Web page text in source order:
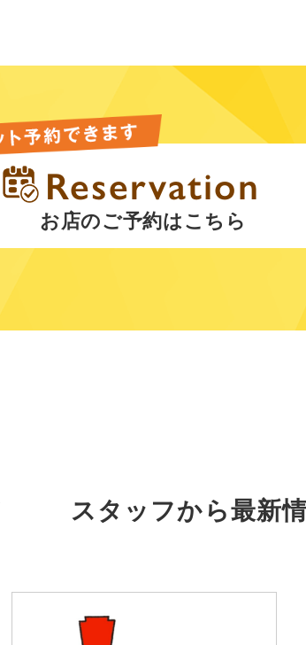
お店のご予約はこちら
スタッフから最新